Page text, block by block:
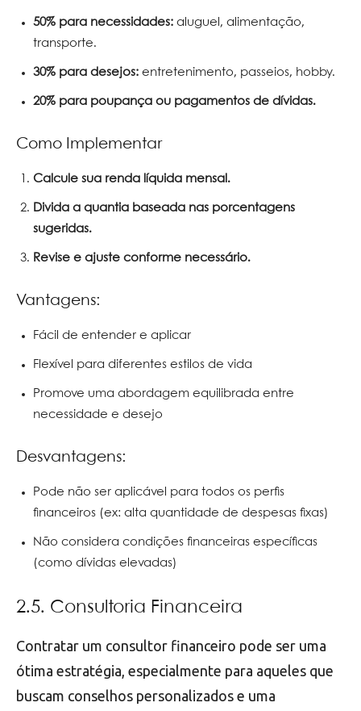
50% para necessidades: aluguel, alimentação,
transporte.
30% para desejos: entretenimento, passeios, hobby.
20% para poupança ou pagamentos de dívidas.
Como Implementar
Calcule sua renda líquida mensal.
Divida a quantia baseada nas porcentagens
sugeridas.
Revise e ajuste conforme necessário.
Vantagens:
Fácil de entender e aplicar
Flexível para diferentes estilos de vida
Promove uma abordagem equilibrada entre
necessidade e desejo
Desvantagens:
Pode não ser aplicável para todos os perfis
financeiros (ex: alta quantidade de despesas fixas)
Não considera condições financeiras específicas
(como dívidas elevadas)
2.5. Consultoria Financeira
Contratar um consultor financeiro pode ser uma
ótima estratégia, especialmente para aqueles que
buscam conselhos personalizados e uma